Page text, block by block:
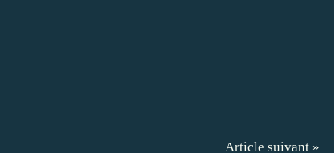
Article suivant »